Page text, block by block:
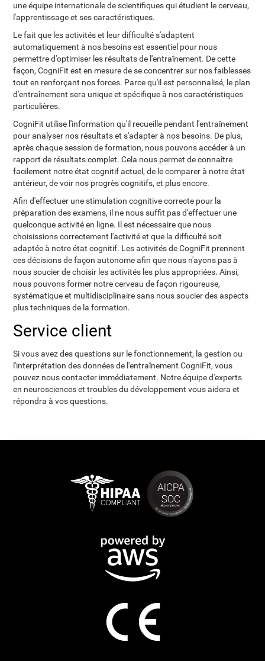
une équipe internationale de scientifiques qui étudient le cerveau,
l'apprentissage et ses caractéristiques.
Le fait que les activités et leur difficulté s'adaptent
automatiquement à nos besoins est essentiel pour nous
permettre d'optimiser les résultats de l'entraînement. De cette
façon, CogniFit est en mesure de se concentrer sur nos faiblesses
tout en renforçant nos forces. Parce qu'il est personnalisé, le plan
d'entraînement sera unique et spécifique à nos caractéristiques
particulières.
CogniFit utilise l'information qu'il recueille pendant l'entraînement
pour analyser nos résultats et s'adapter à nos besoins. De plus,
après chaque session de formation, nous pouvons accéder à un
rapport de résultats complet. Cela nous permet de connaître
facilement notre état cognitif actuel, de le comparer à notre état
antérieur, de voir nos progrès cognitifs, et plus encore.
Afin d'effectuer une stimulation cognitive correcte pour la
préparation des examens, il ne nous suffit pas d'effectuer une
quelconque activité en ligne. Il est nécessaire que nous
choisissions correctement l'activité et que la difficulté soit
adaptée à notre état cognitif. Les activités de CogniFit prennent
ces décisions de façon autonome afin que nous n'ayons pas à
nous soucier de choisir les activités les plus appropriées. Ainsi,
nous pouvons former notre cerveau de façon rigoureuse,
systématique et multidisciplinaire sans nous soucier des aspects
plus techniques de la formation.
Service client
Si vous avez des questions sur le fonctionnement, la gestion ou
l'interprétation des données de l'entraînement CogniFit, vous
pouvez nous contacter immédiatement. Notre équipe d'experts
en neurosciences et troubles du développement vous aidera et
répondra à vos questions.